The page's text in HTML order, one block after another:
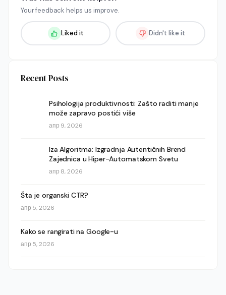
Your feedback helps us improve.
Liked it Didn't like it
Recent Posts
Psihologija produktivnosti: Zašto raditi manje
može zapravo postići više
апр 9, 2026
Iza Algoritma: Izgradnja Autentičnih Brend
Zajednica u Hiper-Automatskom Svetu
апр 8, 2026
Šta je organski CTR?
апр 5, 2026
Kako se rangirati na Google-u
апр 5, 2026